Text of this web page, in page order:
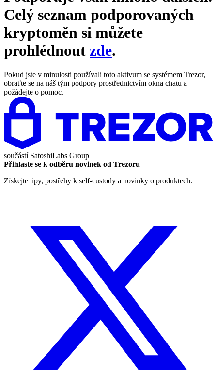
Celý seznam podporovaných
kryptoměn si můžete
prohlédnout zde.
Pokud jste v minulosti používali toto aktivum se systémem Trezor,
obraťte se na náš tým podpory prostřednictvím okna chatu a
požádejte o pomoc.
součástíSatoshiLabs Group
Přihlaste se k odběru novinek od Trezoru
Získejte tipy, postřehy k self-custody a novinky o produktech.